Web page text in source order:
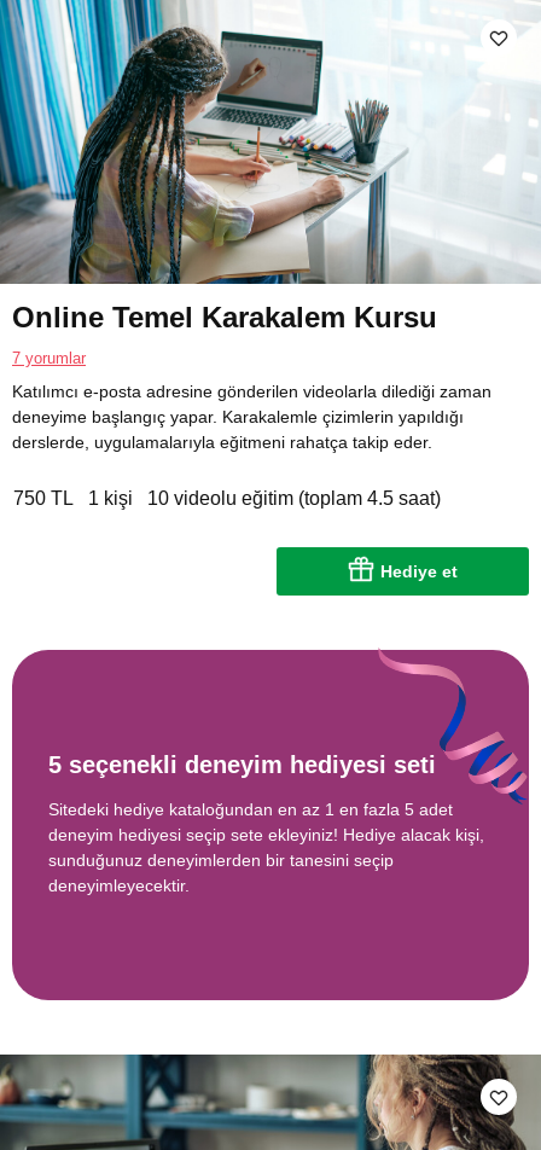
Online Temel Karakalem Kursu
7 yorumlar
Katılımcı e-posta adresine gönderilen videolarla dilediği zaman
deneyime başlangıç yapar. Karakalemle çizimlerin yapıldığı
derslerde, uygulamalarıyla eğitmeni rahatça takip eder.
750 TL 1 kişi 10 videolu eğitim (toplam 4.5 saat)
Hediye et
5 seçenekli deneyim hediyesi seti
Sitedeki hediye kataloğundan en az 1 en fazla 5 adet
deneyim hediyesi seçip sete ekleyiniz! Hediye alacak kişi,
sunduğunuz deneyimlerden bir tanesini seçip
deneyimleyecektir.